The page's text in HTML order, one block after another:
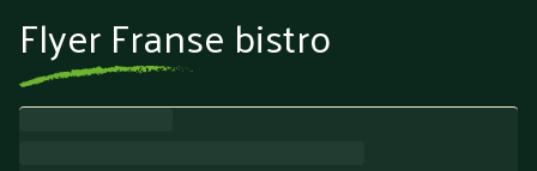
Flyer Franse bistro